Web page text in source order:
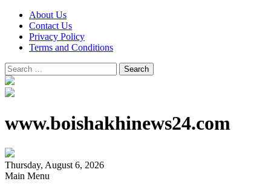
About Us
Contact Us
Privacy Policy
Terms and Conditions
Search
for:
www.boishakhinews24.com
Thursday, August 6, 2026
Main Menu